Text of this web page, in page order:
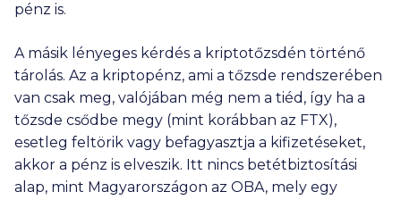
pénz is.
A másik lényeges kérdés a kriptotőzsdén történő
tárolás. Az a kriptopénz, ami a tőzsde rendszerében
van csak meg, valójában még nem a tiéd, így ha a
tőzsde csődbe megy (mint korábban az FTX),
esetleg feltörik vagy befagyasztja a kifizetéseket,
akkor a pénz is elveszik. Itt nincs betétbiztosítási
alap, mint Magyarországon az OBA, mely egy